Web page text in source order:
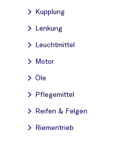
Kupplung
Lenkung
Leuchtmittel
Motor
Öle
Pflegemittel
Reifen & Felgen
Riementrieb